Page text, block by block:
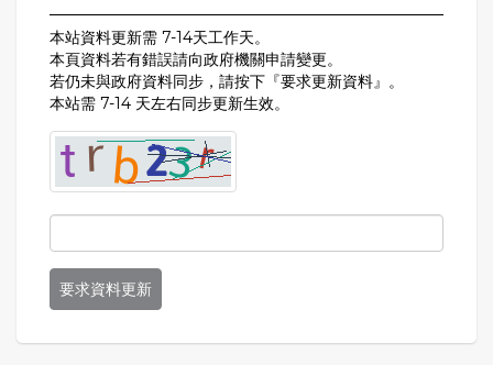
本站資料更新需 7-14天工作天。
本頁資料若有錯誤請向政府機關申請變更。
若仍未與政府資料同步，請按下『要求更新資料』。
本站需 7-14 天左右同步更新生效。
要求資料更新